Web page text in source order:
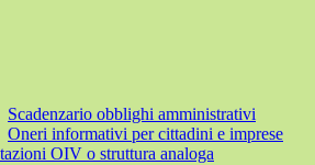
Scadenzario obblighi amministrativi
Oneri informativi per cittadini e imprese
OIV o struttura analoga